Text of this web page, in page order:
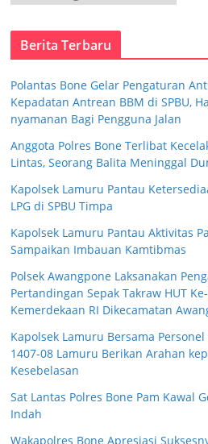
a
t
o
r
Berita Terbaru
Polantas Bone Gelar Pengaturan
Kepadatan Antrean BBM di SPBU,
nyamanan Bagi Pengguna Jalan
Anggota Polres Bone Terlibat
Lintas, Seorang Balita Meninggal
Kapolsek Lamuru Pantau
LPG di SPBU Timpa
Kapolsek Lamuru Pantau Aktivitas
Sampaikan Imbauan Kamtibmas
Polsek Awangpone Laksanakan
Pertandingan Sepak Takraw HUT
Kemerdekaan RI Dikecamatan
Kapolsek Lamuru Bersama
1407-08 Lamuru Berikan Arahan
Kesebelasan
Sat Lantas Polres Bone Pam Kawal
Indah
Wakapolres Bone Apresiasi